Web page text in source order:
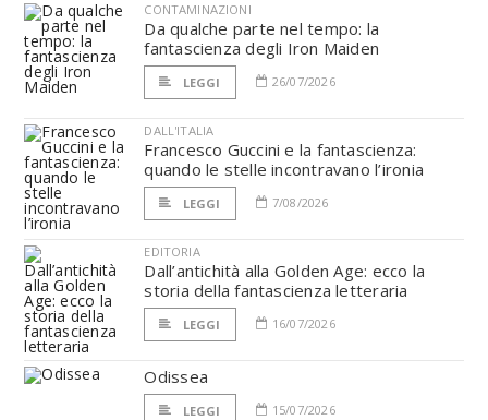
CONTAMINAZIONI
Da qualche parte nel tempo: la
fantascienza degli Iron Maiden
LEGGI 26/07/2026
DALL'ITALIA
Francesco Guccini e la fantascienza:
quando le stelle incontravano l’ironia
LEGGI 7/08/2026
EDITORIA
Dall’antichità alla Golden Age: ecco la
storia della fantascienza letteraria
LEGGI 16/07/2026
Odissea
LEGGI 15/07/2026